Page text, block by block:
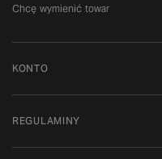
Chcę wymienić towar
KONTO
REGULAMINY